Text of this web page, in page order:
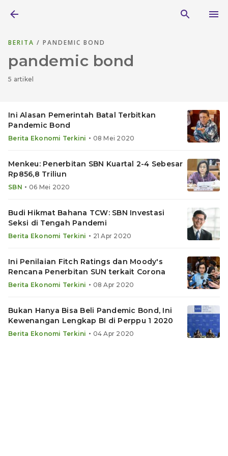
BERITA / PANDEMIC BOND
pandemic bond
5 artikel
Ini Alasan Pemerintah Batal Terbitkan
Pandemic Bond
Berita Ekonomi Terkini • 08 Mei 2020
Menkeu: Penerbitan SBN Kuartal 2-4 Sebesar
Rp856,8 Triliun
SBN • 06 Mei 2020
Budi Hikmat Bahana TCW: SBN Investasi
Seksi di Tengah Pandemi
Berita Ekonomi Terkini • 21 Apr 2020
Ini Penilaian Fitch Ratings dan Moody's
Rencana Penerbitan SUN terkait Corona
Berita Ekonomi Terkini • 08 Apr 2020
Bukan Hanya Bisa Beli Pandemic Bond, Ini
Kewenangan Lengkap BI di Perppu 1 2020
Berita Ekonomi Terkini • 04 Apr 2020